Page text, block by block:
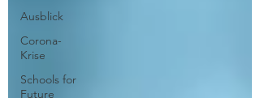
Ausblick
Corona-
Krise
Schools for
Future